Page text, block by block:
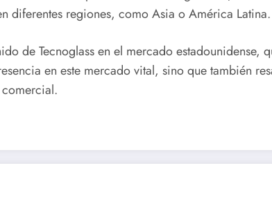
diferentes regiones, como Asia o América Latina.
de Tecnoglass en el mercado estadounidense,
en este mercado vital, sino que también